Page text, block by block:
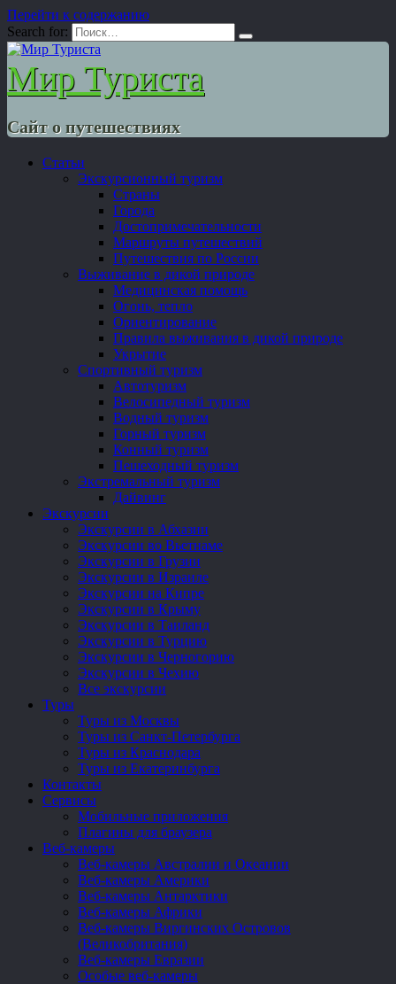
Перейти к содержанию
Search for:
Мир Туриста
Сайт о путешествиях
Статьи
Экскурсионный туризм
Страны
Города
Достопримечательности
Маршруты путешествий
Путешествия по России
Выживание в дикой природе
Медицинская помощь
Огонь, тепло
Ориентирование
Правила выживания в дикой природе
Укрытие
Спортивный туризм
Автотуризм
Велосипедный туризм
Водный туризм
Горный туризм
Конный туризм
Пешеходный туризм
Экстремальный туризм
Дайвинг
Экскурсии
Экскурсии в Абхазии
Экскурсии во Вьетнаме
Экскурсии в Грузии
Экскурсии в Израиле
Экскурсии на Кипре
Экскурсии в Крыму
Экскурсии в Таиланд
Экскурсии в Турцию
Экскурсии в Черногорию
Экскурсии в Чехию
Все экскурсии
Туры
Туры из Москвы
Туры из Санкт-Петербурга
Туры из Краснодара
Туры из Екатеринбурга
Контакты
Сервисы
Мобильные приложения
Плагины для браузера
Веб-камеры
Веб-камеры Австралии и Океании
Веб-камеры Америки
Веб-камеры Антарктики
Веб-камеры Африки
Веб-камеры Виргинских Островов
(Великобритания)
Веб-камеры Евразии
Особые веб-камеры